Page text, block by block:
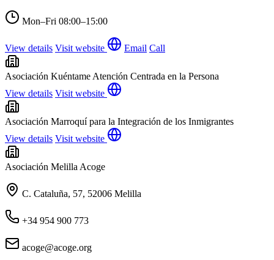
Mon–Fri 08:00–15:00
View details Visit website Email Call
Asociación Kuéntame Atención Centrada en la Persona
View details Visit website
Asociación Marroquí para la Integración de los Inmigrantes
View details Visit website
Asociación Melilla Acoge
C. Cataluña, 57, 52006 Melilla
+34 954 900 773
acoge@acoge.org